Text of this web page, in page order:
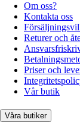
Om oss?
Kontakta oss
Returer och
Priser och
Vår butik
Våra butiker